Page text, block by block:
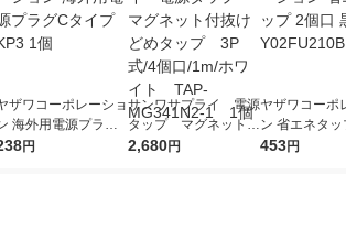
ザワコーポレーショ
海外用電源プラグC
イプ KP3 1個
円
サンワサプライ 電源
タップ マグネット付
抜けどめタップ 3P
2,680円
ヤザワコーポ
ン 省エネタ
口 黒
453円